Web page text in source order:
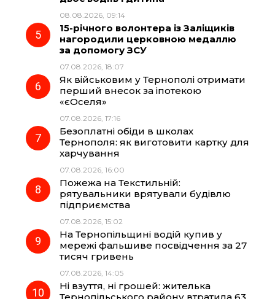
08.08.2026, 09:14
15-річного волонтера із Заліщиків
нагородили церковною медаллю
за допомогу ЗСУ
07.08.2026, 18:07
Як військовим у Тернополі отримати
перший внесок за іпотекою
«єОселя»
07.08.2026, 17:16
Безоплатні обіди в школах
Тернополя: як виготовити картку для
харчування
07.08.2026, 16:00
Пожежа на Текстильній:
рятувальники врятували будівлю
підприємства
07.08.2026, 15:02
На Тернопільщині водій купив у
мережі фальшиве посвідчення за 27
тисяч гривень
07.08.2026, 14:05
Ні взуття, ні грошей: жителька